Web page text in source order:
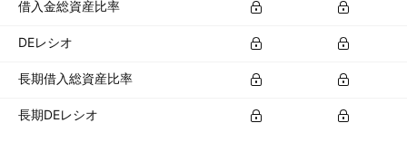
借入金総資産比率
DEレシオ
長期借入総資産比率
長期DEレシオ